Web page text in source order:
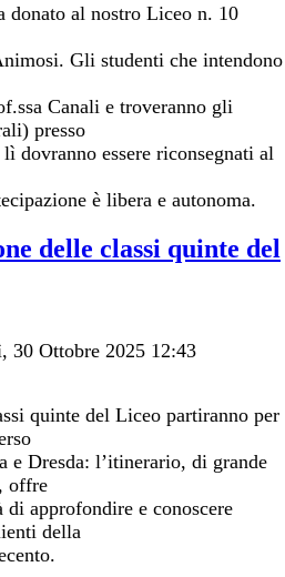
donato al nostro Liceo n. 10
Gli studenti che intendono
Canali e troveranno gli
presso
dovranno essere riconsegnati al
è libera e autonoma.
delle classi quinte del
30 Ottobre 2025 12:43
quinte del Liceo partiranno per
e Dresda: l’itinerario, di grande
offre
approfondire e conoscere
della